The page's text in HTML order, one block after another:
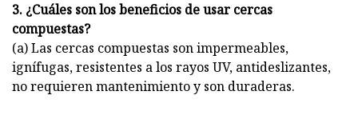
3. ¿Cuáles son los beneficios de usar cercas
compuestas?
(a) Las cercas compuestas son impermeables,
ignífugas, resistentes a los rayos UV, antideslizantes,
no requieren mantenimiento y son duraderas.